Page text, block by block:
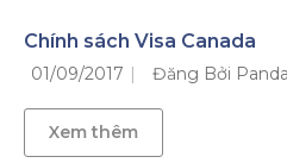
Chính sách Visa Canada
01/09/2017 Đăng Bởi
Xem thêm